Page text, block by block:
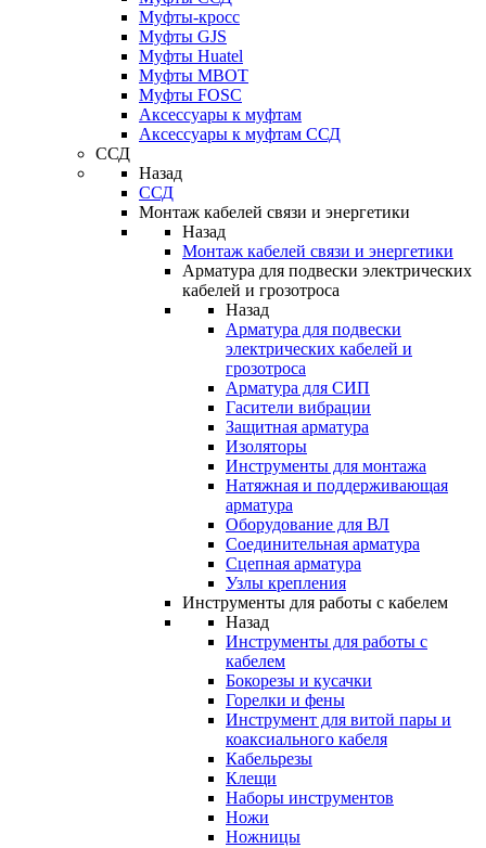
Муфты-кросс
Муфты GJS
Муфты Huatel
Муфты МВОТ
Муфты FOSC
Аксессуары к муфтам
Аксессуары к муфтам ССД
ССД
Назад
ССД
Монтаж кабелей связи и энергетики
Назад
Монтаж кабелей связи и энергетики
Арматура для подвески электрических
кабелей и грозотроса
Назад
Арматура для подвески
электрических кабелей и
грозотроса
Арматура для СИП
Гасители вибрации
Защитная арматура
Изоляторы
Инструменты для монтажа
Натяжная и поддерживающая
арматура
Оборудование для ВЛ
Соединительная арматура
Сцепная арматура
Узлы крепления
Инструменты для работы с кабелем
Назад
Инструменты для работы с
кабелем
Бокорезы и кусачки
Горелки и фены
Инструмент для витой пары и
коаксиального кабеля
Кабельрезы
Клещи
Наборы инструментов
Ножи
Ножницы